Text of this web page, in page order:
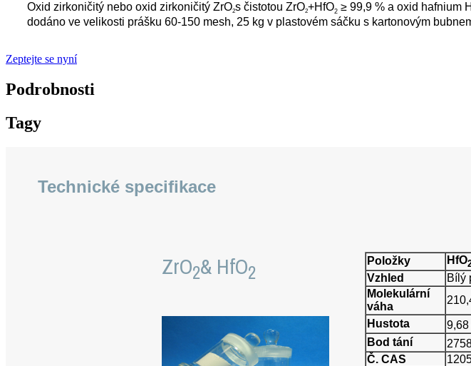
Oxid zirkoničitý nebo oxid zirkoničitý ZrO2s čistotou ZrO2+HfO2 ≥ 99,9 % a oxid hafnium
dodáno ve velikosti prášku 60-150 mesh, 25 kg v plastovém sáčku s kartonovým
Zeptejte se nyní
Podrobnosti
Tagy
Technické specifikace
ZrO2& HfO2 Položky HfO
Vzhled Bílý
Molekulární
váha
Hustota
9,68
Bod tání
Č. CAS